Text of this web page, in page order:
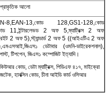
প্রাকৃতিক আলো
8,EAN-13,কোড 128,GS1-128,কোড
11,ইন্টারলেভড 2 অফ 5,ম্যাট্রিক্স 2 অফ
2 অফ 5),স্ট্যান্ডার্ড 2 অফ 5 ((আইএটিএ 2 অফ
ডেটাবার (ওমনি-ডাইরেকশনাল),
টিপপেন, জিএস১ কম্পোজিট ইত্যাদি।
কোড, ডেটা ম্যাট্রিক্স, পিডিএফ ৪১৭, মাইক্রো
হানক্সিন কোড, চীনা আইডি কার্ড ওসিআর